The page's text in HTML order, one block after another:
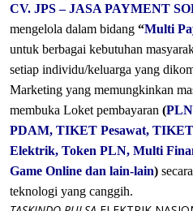
CV. JPS – JASA PAYMENT
mengelola dalam bidang “Multi
untuk berbagai kebutuhan
setiap individu/keluarga yang
Marketing yang memungkinkan
membuka Loket pembayaran (
PDAM, TIKET Pesawat,
Elektrik, Token PLN, Multi
Game Online dan lain-lain)
teknologi yang canggih.